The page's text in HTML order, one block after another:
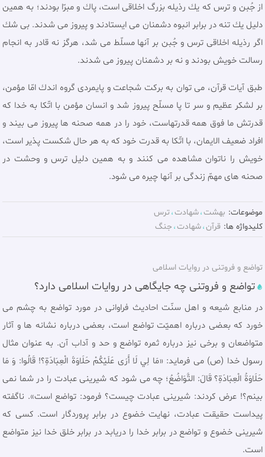
از جُبن و ترس كه يك رذيله بزرگ اخلاقى است، پاك و مبرّا بودند؛ به همين
دليل يك تنه در برابر انبوه دشمنان مى ايستادند و پيروز مى شدند. بى شك
اگر رذيله اخلاقى ترس و جُبن بر آنها مسلّط مى شد، هرگز نه قادر به انجام
رسالت خويش بودند و نه بر دشمنان پيروز مى شدند.
طبق آيات قرآن، می توان به بركت شجاعت و پايمردى گروه اندك امّا مؤمن،
بر لشكر عظيم و سر تا پا مسلّح پيروز شد و انسان مؤمن با اتّكا به خدا كه
قدرتش ما فوق همه قدرتهاست، خود را در همه صحنه ها پيروز مى بيند و
افراد ضعيف الايمان، با اتّكا به قدرت خود كه به هر حال شكست پذير است،
خويش را ناتوان مشاهده مى كنند و به همين دليل ترس و وحشت در
صحنه هاى مهمّ زندگى بر آنها چيره مى شود.
موضوعات: بهشت شهادت ترس
کلیدواژه ها: قرآن شهادت جنگ
تواضع و فروتنى در روايات اسلامى‏
تواضع و فروتنى چه جايگاهی در روايات اسلامى‏ دارد؟
در منابع شيعه و اهل سنّت احاديث فراوانى در مورد تواضع به چشم مى
خورد كه بعضى درباره اهميّت تواضع است، بعضى درباره نشانه ها و آثار
متواضعان و برخی نیز درباره ثمره تواضع و حد و آداب آن. به عنوان مثال
رسول خدا (ص) می فرمايد: «مَا لِي لَا أَرَى عَلَيْكُمْ حَلَاوَةَ الْعِبَادَةِ؟! قَالُوا: وَ مَا
حَلَاوَةُ الْعِبَادَةِ؟ قَالَ: التَّوَاضُعُ؛ چه مى شود كه شيرينى عبادت را در شما نمى
بينم؟! عرض كردند: شيرينى عبادت چيست؟ فرمود: تواضع است». ناگفته
پيداست حقيقت عبادت، نهايت خضوع در برابر پروردگار است. كسى كه
شيرينى خضوع و تواضع در برابر خدا را دريابد در برابر خلق خدا نيز متواضع
است.